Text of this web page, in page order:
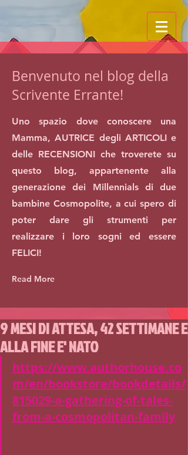
Benvenuto nel blog della
Scrivente Errante!
Uno spazio dove conoscere una
Mamma, AUTRICE degli ARTICOLI e
delle RECENSIONI che troverete su
questo blog, appartenente alla
generazione dei Millennials di due
bambine Cosmopolite, a cui spero di
poter dare gli strumenti per
realizzare i loro sogni ed essere
FELICI!
Read More
9 MESI DI ATTESA, 42 SETTIMANE E
ALLA FINE E' NATO
https://www.authorhouse.co
m/en/bookstore/bookdetails/
815029-a-gathering-of-tales-
from-a-cosmopolitan-family